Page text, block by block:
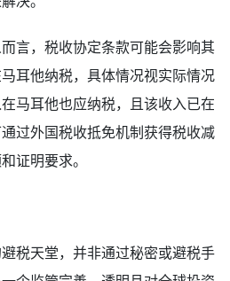
言，税收协定条款可能会影响其
耳他纳税，具体情况视实际情况
马耳他也应纳税，且该收入已在
过外国税收抵免机制获得税收减
证明要求。
税天堂，并非通过秘密或避税手